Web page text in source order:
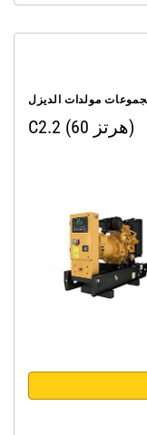
مولدات الديزل
C2.2 (60 هرتز)